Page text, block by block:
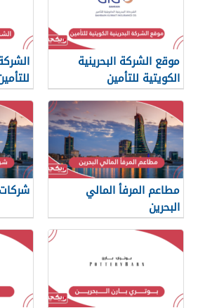
موقع الشركة البحرينية
الكويتية للتأمين
مطاعم المرفأ المالي
البحرين
شركات